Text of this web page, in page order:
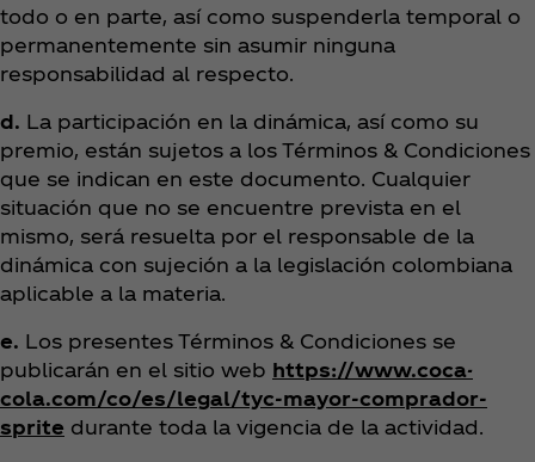
todo o en parte, así como suspenderla temporal o
permanentemente sin asumir ninguna
responsabilidad al respecto.
d. La participación en la dinámica, así como su
premio, están sujetos a los Términos & Condiciones
que se indican en este documento. Cualquier
situación que no se encuentre prevista en el
mismo, será resuelta por el responsable de la
dinámica con sujeción a la legislación colombiana
aplicable a la materia.
e. Los presentes Términos & Condiciones se
publicarán en el sitio web https://www.coca-
cola.com/co/es/legal/tyc-mayor-comprador-
sprite durante toda la vigencia de la actividad.